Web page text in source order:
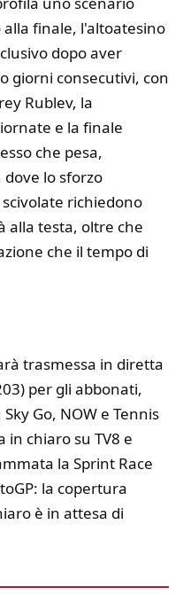
alla finale, l'altoatesino
dopo aver
giorni consecutivi, con
Rublev, la
e la finale
che pesa,
lo sforzo
richiedono
alla testa, oltre che
che il tempo di
trasmessa in diretta
per gli abbonati,
Go, NOW e Tennis
in chiaro su TV8 e
la Sprint Race
la copertura
è in attesa di